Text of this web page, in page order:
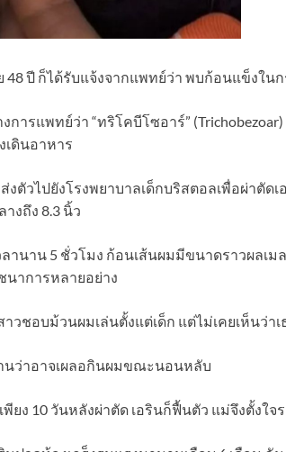
48 ปี ก็ได้รับแจ้งจากแพทย์ว่า พบก้อนแข็งใน
การแพทย์ว่า “ทริโคบีโซอาร์”
เดินอาหาร
งตัวไปยังโรงพยาบาลเด็กบริสตอลเพื่อผ่าตั
งถึง 8.3 นิ้ว
ลานาน 5 ชั่วโมง ก้อนเส้นผมมีขนาดราวผลเ
าการหลายอย่าง
าวชอบม้วนผมเล่นตั้งแต่เด็ก แต่ไม่เคยเห็นว่าเ
ว่าอาจเผลอกินผมขณะนอนหลับ
พียง 10 วันหลังผ่าตัด เอรินก็ฟื้นตัว แม่จึงตั้ง